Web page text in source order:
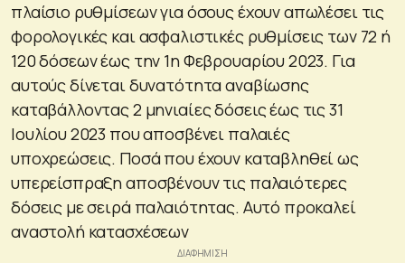
πλαίσιο ρυθμίσεων για όσους έχουν απωλέσει τις
φορολογικές και ασφαλιστικές ρυθμίσεις των 72 ή
120 δόσεων έως την 1η Φεβρουαρίου 2023. Για
αυτούς δίνεται δυνατότητα αναβίωσης
καταβάλλοντας 2 μηνιαίες δόσεις έως τις 31
Ιουλίου 2023 που αποσβένει παλαιές
υποχρεώσεις. Ποσά που έχουν καταβληθεί ως
υπερείσπραξη αποσβένουν τις παλαιότερες
δόσεις με σειρά παλαιότητας. Αυτό προκαλεί
αναστολή κατασχέσεων